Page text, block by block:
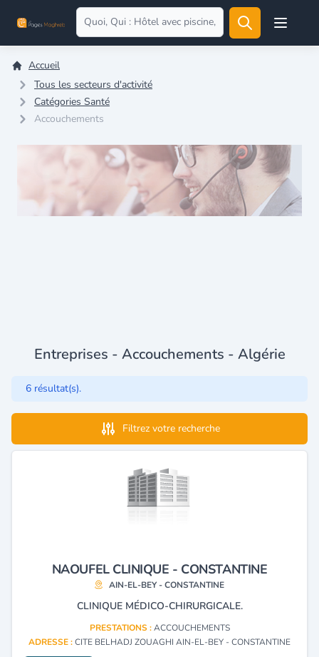
Open
Accueil
Tous les secteurs d'activité
Catégories Santé
Accouchements
Entreprises - Accouchements - Algérie
6 résultat(s).
Filtrez votre recherche
NAOUFEL CLINIQUE - CONSTANTINE
AIN-EL-BEY - CONSTANTINE
CLINIQUE MÉDICO-CHIRURGICALE.
PRESTATIONS :ACCOUCHEMENTS
ADRESSE :CITE BELHADJ ZOUAGHI AIN-EL-BEY - CONSTANTINE